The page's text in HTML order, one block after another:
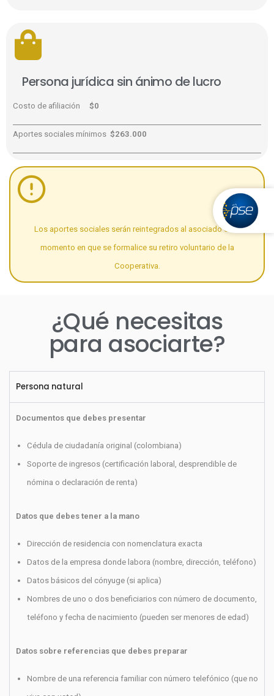
Persona jurídica sin ánimo de lucro
Costo de afiliación $0
Aportes sociales mínimos $263.000
Los aportes sociales serán reintegrados al asociado en el
momento en que se formalice su retiro voluntario de la
Cooperativa.
¿Qué necesitas
para asociarte?
Persona natural
Documentos que debes presentar
Cédula de ciudadanía original (colombiana)
Soporte de ingresos (certificación laboral, desprendible de
nómina o declaración de renta)
Datos que debes tener a la mano
Dirección de residencia con nomenclatura exacta
Datos de la empresa donde labora (nombre, dirección, teléfono)
Datos básicos del cónyuge (si aplica)
Nombres de uno o dos beneficiarios con número de documento,
teléfono y fecha de nacimiento (pueden ser menores de edad)
Datos sobre referencias que debes preparar
Nombre de una referencia familiar con número telefónico (que no